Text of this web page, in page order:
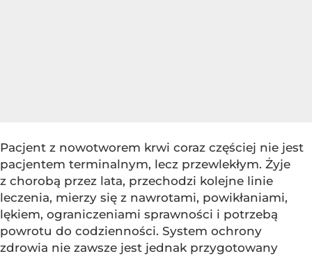
Pacjent z nowotworem krwi coraz częściej nie jest
pacjentem terminalnym, lecz przewlekłym. Żyje
z chorobą przez lata, przechodzi kolejne linie
leczenia, mierzy się z nawrotami, powikłaniami,
lękiem, ograniczeniami sprawności i potrzebą
powrotu do codzienności. System ochrony
zdrowia nie zawsze jest jednak przygotowany